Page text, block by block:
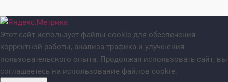
Этот сайт использует файлы cookie для обеспечения
корректной работы, анализа трафика и улучшения
пользовательского опыта. Продолжая использовать сайт, вы
соглашаетесь на использование файлов cookie.